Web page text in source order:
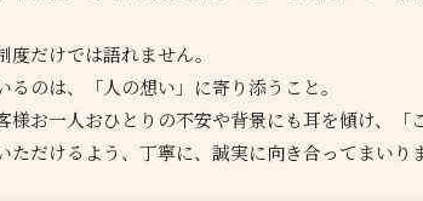
だけでは語れません。
のは、「人の想い」に寄り添うこと。
様お一人おひとりの不安や背景にも耳を傾け、「
ただけるよう、丁寧に、誠実に向き合ってまいりま